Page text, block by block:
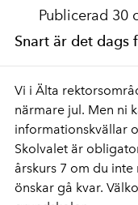
Publicerad 30
Snart är det dags
Vi i Älta
närmare jul. Men ni
informationskvällar
Skolvalet är
årskurs 7 om du inte
önskar gå kvar.